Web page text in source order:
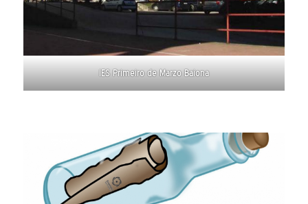
IES Primeiro de Marzo Baiona